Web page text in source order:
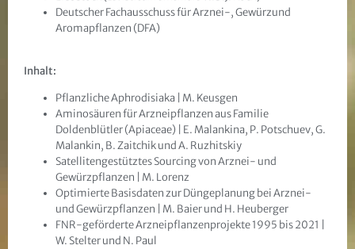
Deutscher Fachausschuss für Arznei-, Gewürzund
Aromapflanzen (DFA)
Inhalt:
Pflanzliche Aphrodisiaka | M. Keusgen
Aminosäuren für Arzneipflanzen aus Familie
Doldenblütler (Apiaceae) | E. Malankina, P. Potschuev, G.
Malankin, B. Zaitchik und A. Ruzhitskiy
Satellitengestütztes Sourcing von Arznei- und
Gewürzpflanzen | M. Lorenz
Optimierte Basisdaten zur Düngeplanung bei Arznei-
und Gewürzpflanzen | M. Baier und H. Heuberger
FNR-geförderte Arzneipflanzenprojekte 1995 bis 2021 |
W. Stelter und N. Paul